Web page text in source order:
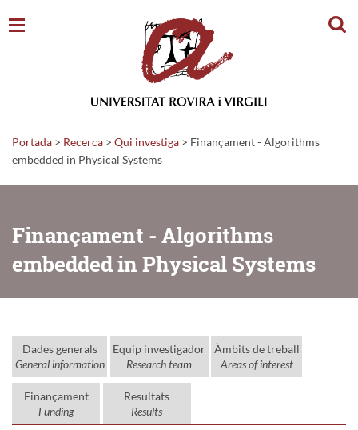
Portada > Recerca > Qui investiga > Finançament - Algorithms
embedded in Physical Systems
Finançament - Algorithms
embedded in Physical Systems
Dades generals
General information
Equip investigador
Research team
Àmbits de treball
Areas of interest
Finançament
Funding
Resultats
Results